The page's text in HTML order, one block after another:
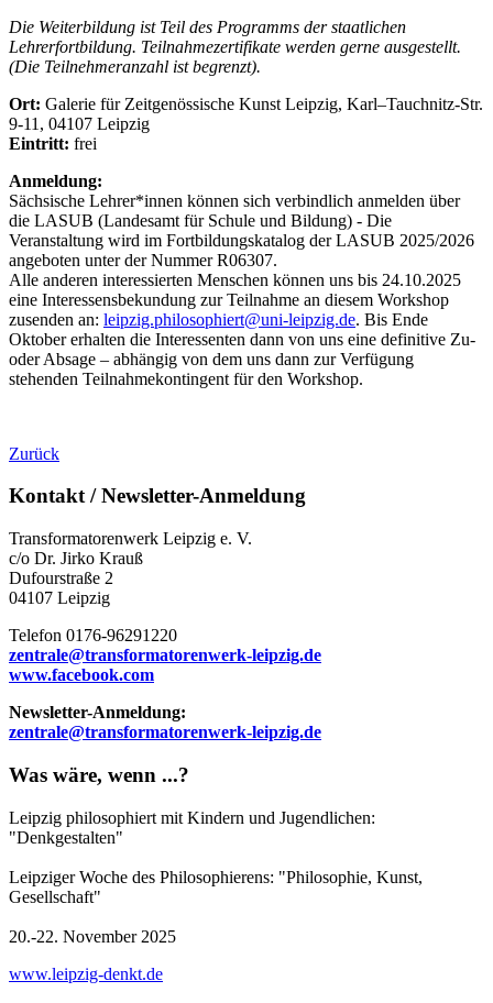
Die Weiterbildung ist Teil des Programms der staatlichen
Lehrerfortbildung. Teilnahmezertifikate werden gerne ausgestellt.
(Die Teilnehmeranzahl ist begrenzt).
Ort: Galerie für Zeitgenössische Kunst Leipzig, Karl–Tauchnitz-Str.
9-11, 04107 Leipzig
Eintritt: frei
Anmeldung:
Sächsische Lehrer*innen können sich verbindlich anmelden über
die LASUB (Landesamt für Schule und Bildung) - Die
Veranstaltung wird im Fortbildungskatalog der LASUB 2025/2026
angeboten unter der Nummer R06307.
Alle anderen interessierten Menschen können uns bis 24.10.2025
eine Interessensbekundung zur Teilnahme an diesem Workshop
zusenden an: leipzig.philosophiert@uni-leipzig.de. Bis Ende
Oktober erhalten die Interessenten dann von uns eine definitive Zu-
oder Absage – abhängig von dem uns dann zur Verfügung
stehenden Teilnahmekontingent für den Workshop.
Zurück
Kontakt / Newsletter-Anmeldung
Transformatorenwerk Leipzig e. V.
c/o Dr. Jirko Krauß
Dufourstraße 2
04107 Leipzig
Telefon 0176-96291220
zentrale@transformatorenwerk-leipzig.de
www.facebook.com
Newsletter-Anmeldung:
zentrale@transformatorenwerk-leipzig.de
Was wäre, wenn ...?
Leipzig philosophiert mit Kindern und Jugendlichen:
"Denkgestalten"
Leipziger Woche des Philosophierens: "Philosophie, Kunst,
Gesellschaft"
20.-22. November 2025
www.leipzig-denkt.de